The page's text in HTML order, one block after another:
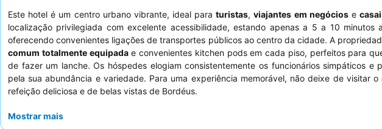
Este hotel é um centro urbano vibrante, ideal paraturistas,viajantes em negóciose
localização privilegiada com excelente acessibilidade, estando apenas a 5 a 10 minutos
oferecendo convenientes ligações de transportes públicos ao centro da cidade. A
comum totalmente equipadae convenientes kitchen pods em cada piso, perfeitos para
de fazer um lanche. Os hóspedes elogiam consistentemente os funcionários simpáticos
pela sua abundância e variedade. Para uma experiência memorável, não deixe de visitar o
refeição deliciosa e de belas vistas de Bordéus.
Mostrar mais